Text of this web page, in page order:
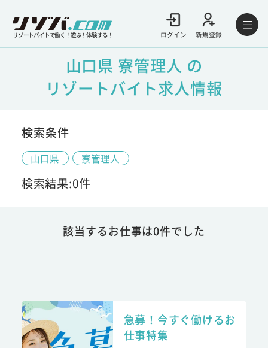
リゾートバイトで働く！遊ぶ！体験する！ ログイン 新規登録
山口県 寮管理人 の
リゾートバイト求人情報
検索条件
山口県 寮管理人
検索結果:0件
該当するお仕事は0件でした
急募！今すぐ働けるお
仕事特集